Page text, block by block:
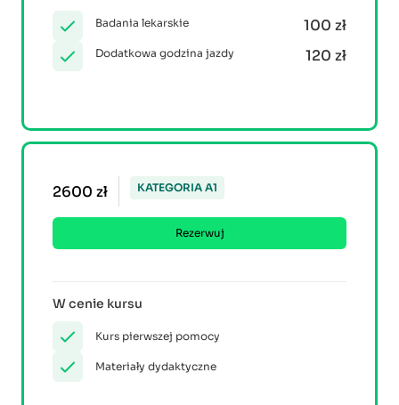
Badania lekarskie 100 zł
Dodatkowa godzina jazdy 120 zł
2600 zł KATEGORIA A1
Rezerwuj
W cenie kursu
Kurs pierwszej pomocy
Materiały dydaktyczne